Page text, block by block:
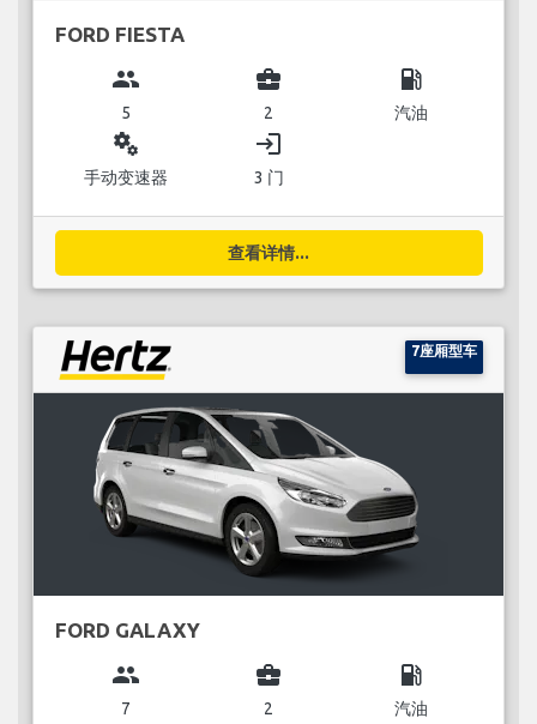
FORD FIESTA
group
5
business_center
2
local_gas_station
汽油
miscellaneous_services
手动变速器
login
3 门
查看详情...
7座厢型车
FORD GALAXY
group
7
business_center
2
local_gas_station
汽油